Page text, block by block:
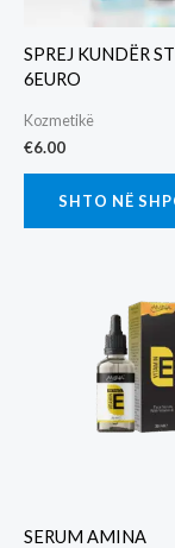
SPREJ KUNDËR
6EURO
Kozmetikë
€6.00
SHTO NË
SERUM AMINA